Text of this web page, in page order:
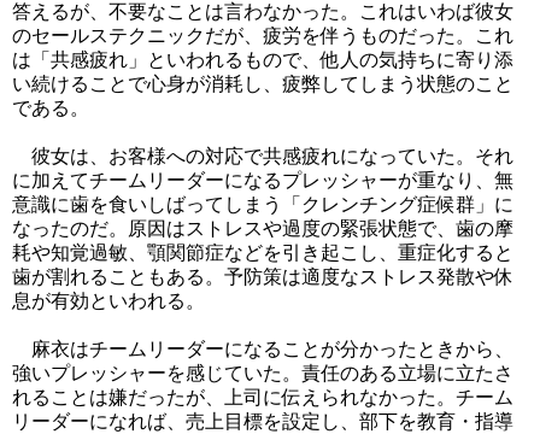
答えるが、不要なことは言わなかった。これはいわば彼女
のセールステクニックだが、疲労を伴うものだった。これ
は「共感疲れ」といわれるもので、他人の気持ちに寄り添
い続けることで心身が消耗し、疲弊してしまう状態のこと
である。
彼女は、お客様への対応で共感疲れになっていた。それ
に加えてチームリーダーになるプレッシャーが重なり、無
意識に歯を食いしばってしまう「クレンチング症候群」に
なったのだ。原因はストレスや過度の緊張状態で、歯の摩
耗や知覚過敏、顎関節症などを引き起こし、重症化すると
歯が割れることもある。予防策は適度なストレス発散や休
息が有効といわれる。
麻衣はチームリーダーになることが分かったときから、
強いプレッシャーを感じていた。責任のある立場に立たさ
れることは嫌だったが、上司に伝えられなかった。チーム
リーダーになれば、売上目標を設定し、部下を教育・指導